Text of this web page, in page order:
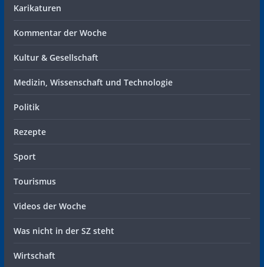
Karikaturen
Kommentar der Woche
Kultur & Gesellschaft
Medizin, Wissenschaft und Technologie
Politik
Rezepte
Sport
Tourismus
Videos der Woche
Was nicht in der SZ steht
Wirtschaft